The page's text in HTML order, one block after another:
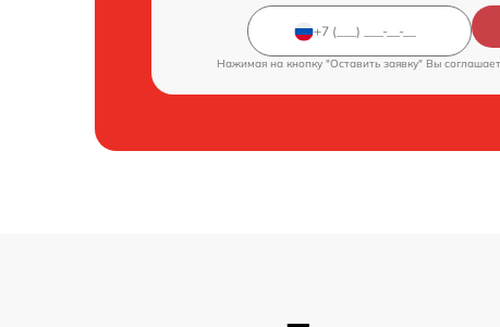
Нажимая на кнопку "Оставить заявку" Вы